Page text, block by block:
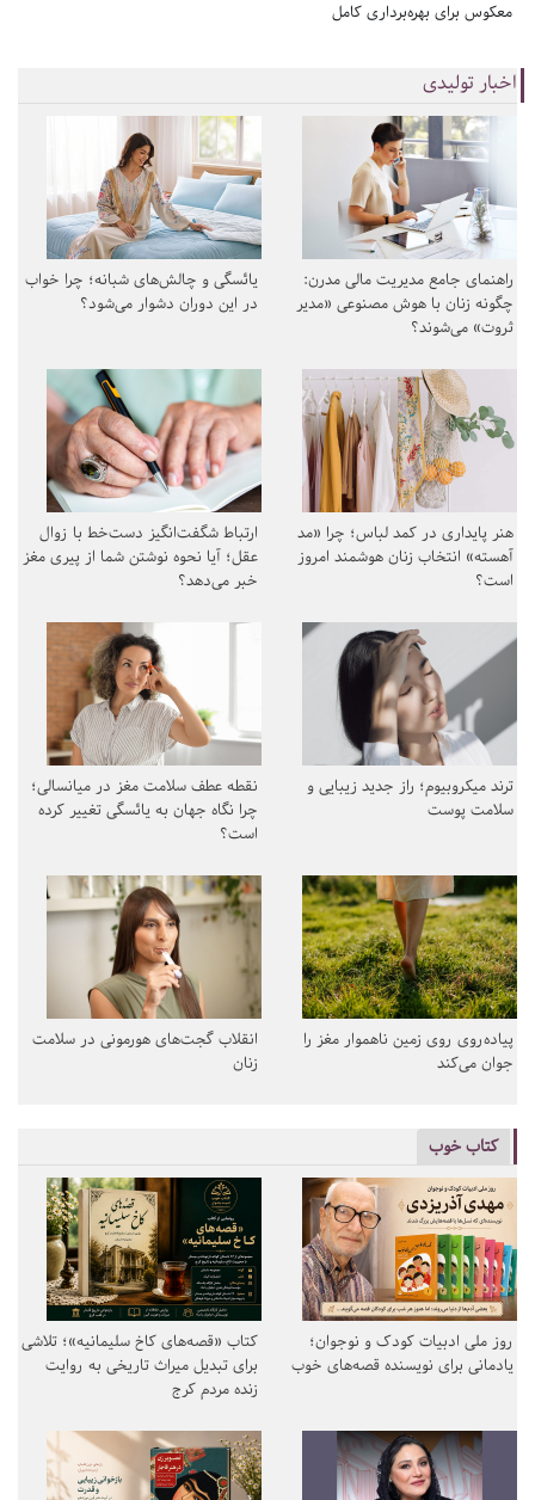
معکوس برای بهره‌برداری کامل
اخبار تولیدی
راهنمای جامع مدیریت مالی مدرن:
چگونه زنان با هوش مصنوعی «مدیر
ثروت» می‌شوند؟
یائسگی و چالش‌های شبانه؛ چرا خواب
در این دوران دشوار می‌شود؟
هنر پایداری در کمد لباس؛ چرا «مد
آهسته» انتخاب زنان هوشمند امروز
است؟
ارتباط شگفت‌انگیز دست‌خط با زوال
عقل؛ آیا نحوه نوشتن شما از پیری مغز
خبر می‌دهد؟
ترند میکروبیوم؛ راز جدید زیبایی و
سلامت پوست
نقطه عطف سلامت مغز در میانسالی؛
چرا نگاه جهان به یائسگی تغییر کرده
است؟
پیاده‌روی روی زمین ناهموار مغز را
جوان می‌کند
انقلاب گجت‌های هورمونی در سلامت
زنان
کتاب خوب
روز ملی ادبیات کودک و نوجوان؛
یادمانی برای نویسنده قصه‌های خوب
کتاب «قصه‌های کاخ سلیمانیه»؛ تلاشی
برای تبدیل میراث تاریخی به روایت
زنده مردم کرج